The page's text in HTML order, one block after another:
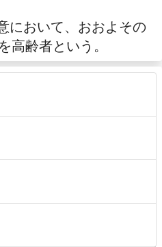
において、おおよその
高齢者という。